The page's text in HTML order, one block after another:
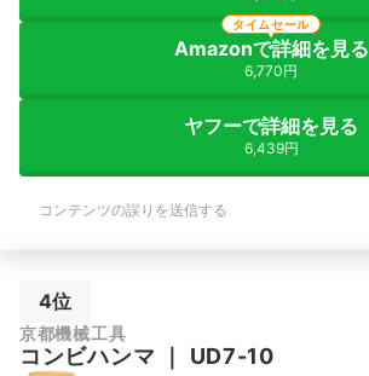
Amazonで詳細を見る
6,770円
タイムセール
ヤフーで詳細を見る
6,439円
コンテンツの誤りを送信する
4位
京都機械工具
コンビハンマ UD7-10